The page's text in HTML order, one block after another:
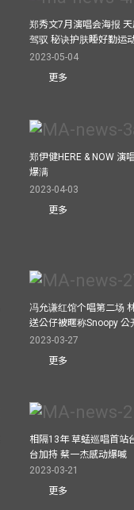
郑秀文7月演唱会海报
驾驭 秘诀护肤睡好勤运
2023-05-04
更多
郑伊健HERE & NOW 演
爆满
2023-04-03
更多
冯允谦红馆个唱第二场
送公仔被暱称Snoopy 公
2023-03-27
更多
相隔13年 草蜢巡唱首站
台加持 蔡一杰感动爆喊
2023-03-21
更多